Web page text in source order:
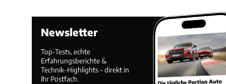
Newsletter
Top-Tests, echte
Erfahrungsberichte &
Technik-Highlights – direkt in
Ihr Postfach.